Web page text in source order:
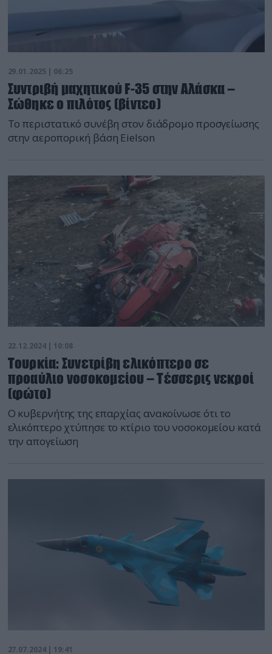
29.01.2025 | 06:25
Συντριβή μαχητικού F-35 στην Αλάσκα –
Σώθηκε ο πιλότος (βίντεο)
Το περιστατικό συνέβη στον διάδρομο προσγείωσης
στην αεροπορική βάση Eielson
22.12.2024 | 10:08
Τουρκία: Συνετρίβη ελικόπτερο σε
προαύλιο νοσοκομείου – Τέσσερις νεκροί
(φώτο)
Ο κυβερνήτης της επαρχίας ανακοίνωσε ότι το
ελικόπτερο χτύπησε το κτίριο του νοσοκομείου κατά
την απογείωση
27.07.2024 | 19:41